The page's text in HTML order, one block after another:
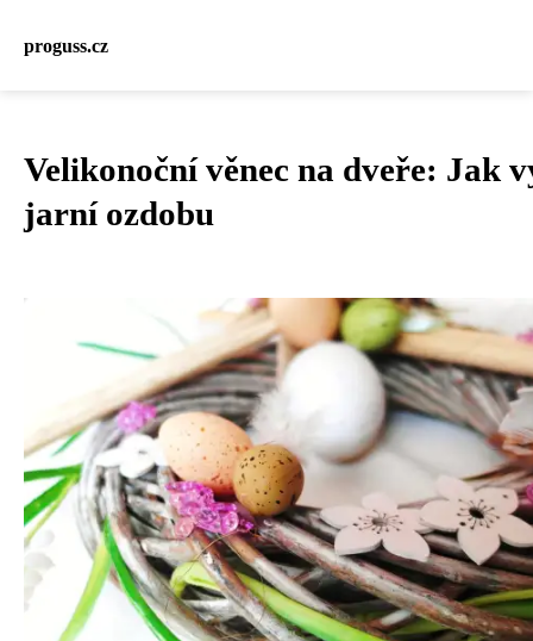
proguss.cz
Velikonoční věnec na dveře: Jak
jarní ozdobu